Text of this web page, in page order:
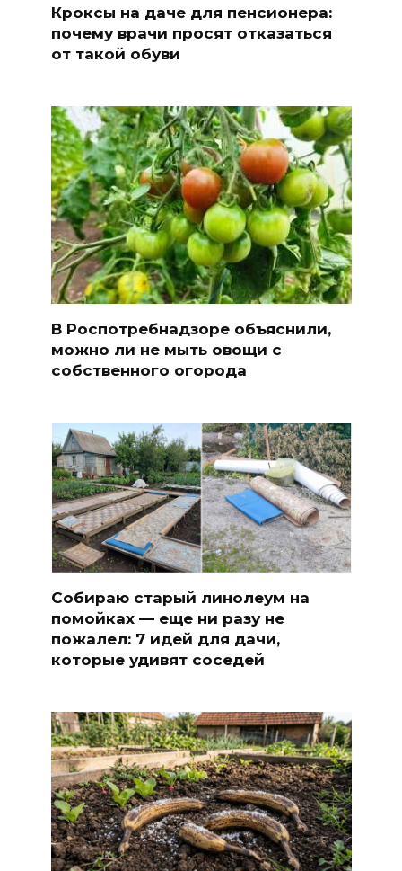
Кроксы на даче для пенсионера:
почему врачи просят отказаться
от такой обуви
В Роспотребнадзоре объяснили,
можно ли не мыть овощи с
собственного огорода
Собираю старый линолеум на
помойках — еще ни разу не
пожалел: 7 идей для дачи,
которые удивят соседей